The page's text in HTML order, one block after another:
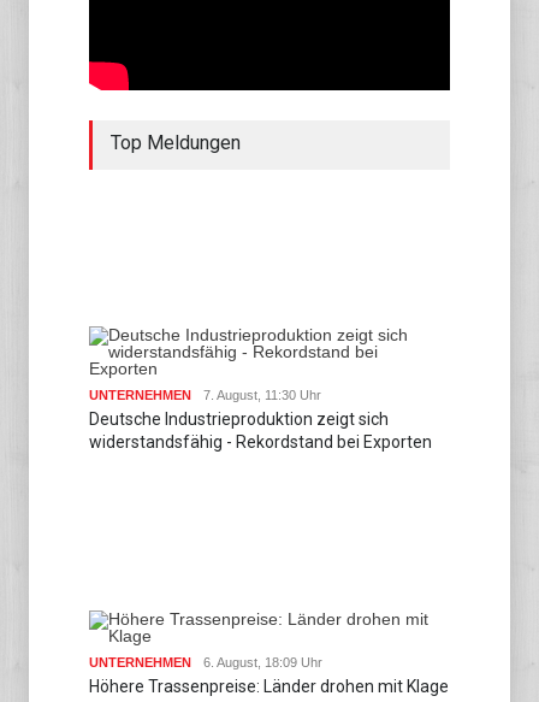
Top Meldungen
UNTERNEHMEN 7. August, 11:30 Uhr
Deutsche Industrieproduktion zeigt sich
widerstandsfähig - Rekordstand bei Exporten
UNTERNEHMEN 6. August, 18:09 Uhr
Höhere Trassenpreise: Länder drohen mit Klage